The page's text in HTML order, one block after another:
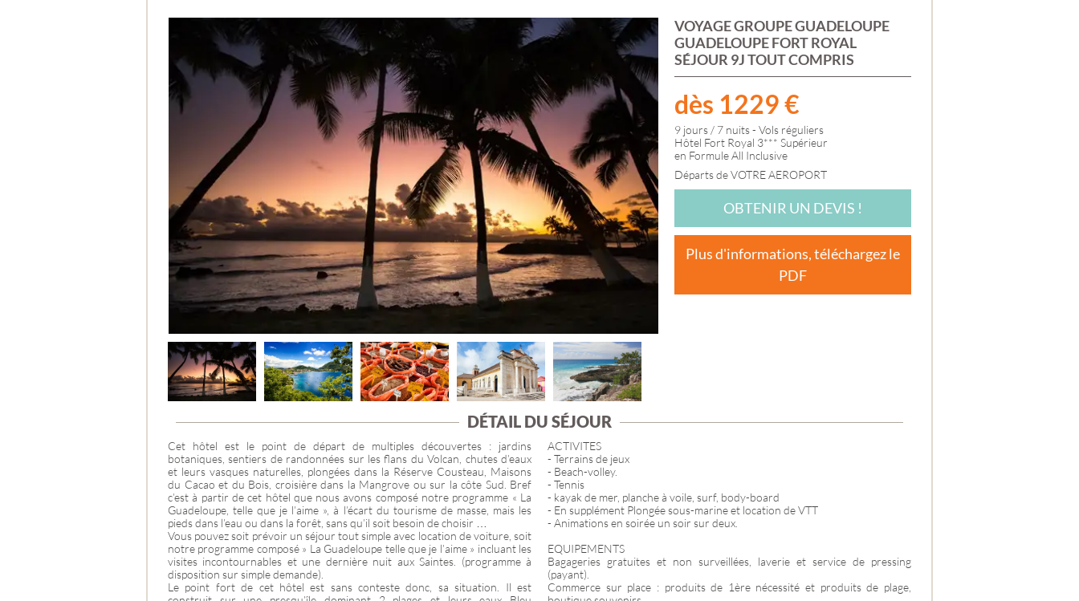
BUDAPEST &
HONGRIE
BULGARIE
CANARIES
CARNAVAL DE NICE
CARNAVAL DE
VENISE
CATALOGNE
CHAMPAGNE
CHÂTEAUX DE LA
CINQUE TERRE
COPENHAGUE
CORFOU
CORSE
CROATIE
JERSEY GUERNESEY
LACS ITALIENS
LANZAROTE
LAPONIE
LONDRES
LUXEMBOURG
MACÉDOINE
MADÈRE
MARCHÉS DE NOËL
MONT SAINT
MICHEL
MONTÉNÉGRO
NORVÈGE
PARC ASTÉRIX
SALAMANQUE
SANTORIN
SICILE
SLOVÉNIE
STOCKHOLM
SUISSE
SUÈDE
TENERIFE
THALASSO
TOSCANE
TOULOUSE
TURQUIE
ZOO DE BEAUVAL
FRANCE
AUVERGNE-
RHÔNE-ALPES
BOURGOGNE-
FRANCHE-COMTÉ
BRETAGNE
LOIRE
GRAND-EST
NORMANDIE
NOUVELLE-
AQUITAINE
OCCITANIE
PAYS-DE-LA-LOIRE
PROVENCE-ALPES-
CÔTE D'AZUR
ÎLE DE FRANCE
CAMBODGE
CHINE
DUBAÏ
GÉORGIE
INDE
INDONÉSIE
IRAN
JAPON
JORDANIE
OUZBÉKISTAN
THAÏLANDE
VOYAGE GROUPE GUADELOUPE
GUADELOUPE FORT ROYAL
SÉJOUR 9J TOUT COMPRIS
dès 1229€
9 jours / 7 nuits - Vols réguliers
Hôtel Fort Royal 3*** Supérieur
en Formule All Inclusive
Départs de VOTRE AEROPORT
OBTENIR UN DEVIS !
Plus d'informations, téléchargez le
PDF
DÉTAIL DU SÉJOUR
Cet hôtel est le point de départ de multiples découvertes : jardins
botaniques, sentiers de randonnées sur les flans du Volcan, chutes d’eaux
et leurs vasques naturelles, plongées dans la Réserve Cousteau, Maisons
du Cacao et du Bois, croisière dans la Mangrove ou sur la côte Sud. Bref
c’est à partir de cet hôtel que nous avons composé notre programme « La
Guadeloupe, telle que je l’aime », à l’écart du tourisme de masse, mais les
pieds dans l’eau ou dans la forêt, sans qu’il soit besoin de choisir …
Vous pouvez soit prévoir un séjour tout simple avec location de voiture, soit
notre programme composé » La Guadeloupe telle que je l’aime » incluant les
visites incontournables et une dernière nuit aux Saintes. (programme à
disposition sur simple demande).
Le point fort de cet hôtel est sans conteste donc, sa situation. Il est
ACTIVITES
- Terrains de jeux
- Beach-volley.
- Tennis
- kayak de mer, planche à voile, surf, body-board
- En supplément Plongée sous-marine et location de VTT
- Animations en soirée un soir sur deux.
EQUIPEMENTS
Bagageries gratuites et non surveillées, laverie et service de pressing
(payant).
Commerce sur place : produits de 1ère nécessité et produits de plage,